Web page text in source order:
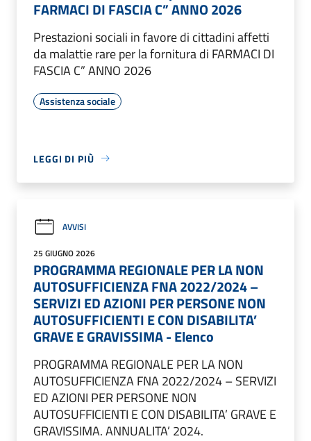
FARMACI DI FASCIA C” ANNO 2026
Prestazioni sociali in favore di cittadini affetti
da malattie rare per la fornitura di FARMACI DI
FASCIA C” ANNO 2026
Assistenza sociale
LEGGI DI PIÙ
AVVISI
25 GIUGNO 2026
PROGRAMMA REGIONALE PER LA NON
AUTOSUFFICIENZA FNA 2022/2024 –
SERVIZI ED AZIONI PER PERSONE NON
AUTOSUFFICIENTI E CON DISABILITA’
GRAVE E GRAVISSIMA - Elenco
PROGRAMMA REGIONALE PER LA NON
AUTOSUFFICIENZA FNA 2022/2024 – SERVIZI
ED AZIONI PER PERSONE NON
AUTOSUFFICIENTI E CON DISABILITA’ GRAVE E
GRAVISSIMA. ANNUALITA’ 2024.